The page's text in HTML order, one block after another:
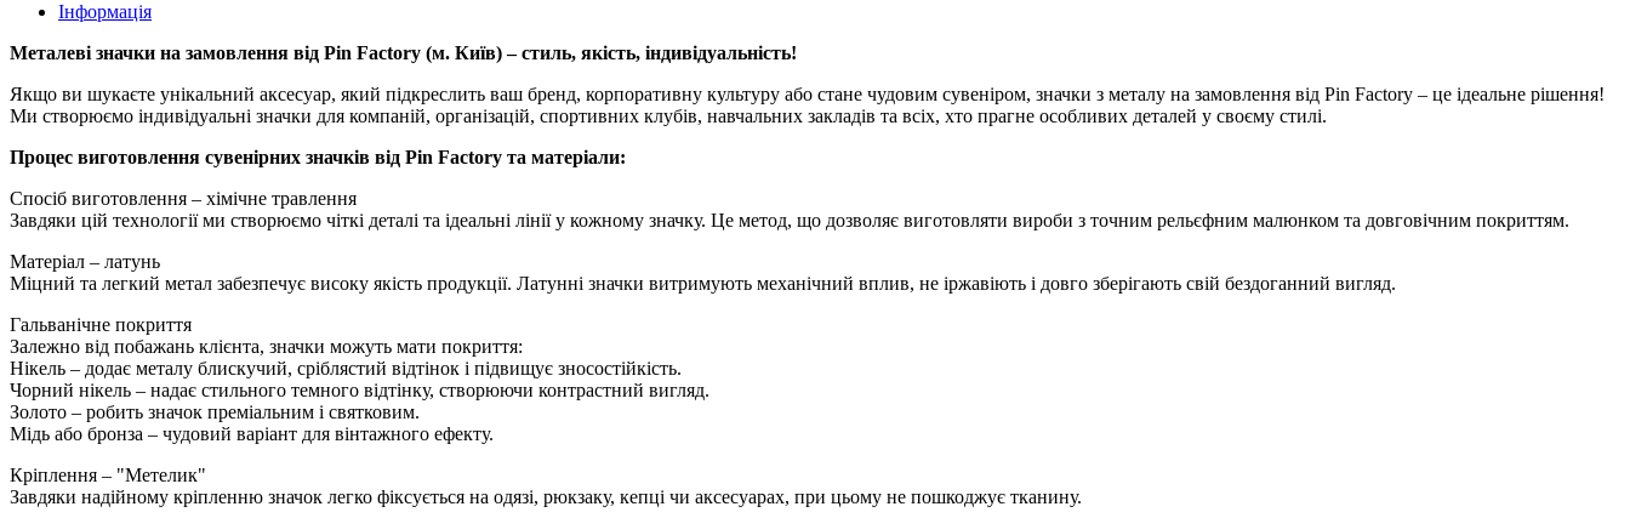
Інформація
Металеві значки на замовлення від Pin Factory (м. Київ) – стиль, якість, індивідуальність!
Якщо ви шукаєте унікальний аксесуар, який підкреслить ваш бренд, корпоративну культуру або стане чудовим сувеніром, значки з металу на замовлення від Pin Factory – це ідеальне рішення!
Ми створюємо індивідуальні значки для компаній, організацій, спортивних клубів, навчальних закладів та всіх, хто прагне особливих деталей у своєму стилі.
Процес виготовлення сувенірних значків від Pin Factory та матеріали:
Спосіб виготовлення – хімічне травлення
Завдяки цій технології ми створюємо чіткі деталі та ідеальні лінії у кожному значку. Це метод, що дозволяє виготовляти вироби з точним рельєфним малюнком та довговічним покриттям.
Матеріал – латунь
Міцний та легкий метал забезпечує високу якість продукції. Латунні значки витримують механічний вплив, не іржавіють і довго зберігають свій бездоганний вигляд.
Гальванічне покриття
Залежно від побажань клієнта, значки можуть мати покриття:
Нікель – додає металу блискучий, сріблястий відтінок і підвищує зносостійкість.
Чорний нікель – надає стильного темного відтінку, створюючи контрастний вигляд.
Золото – робить значок преміальним і святковим.
Мідь або бронза – чудовий варіант для вінтажного ефекту.
Кріплення – "Метелик"
Завдяки надійному кріпленню значок легко фіксується на одязі, рюкзаку, кепці чи аксесуарах, при цьому не пошкоджує тканину.